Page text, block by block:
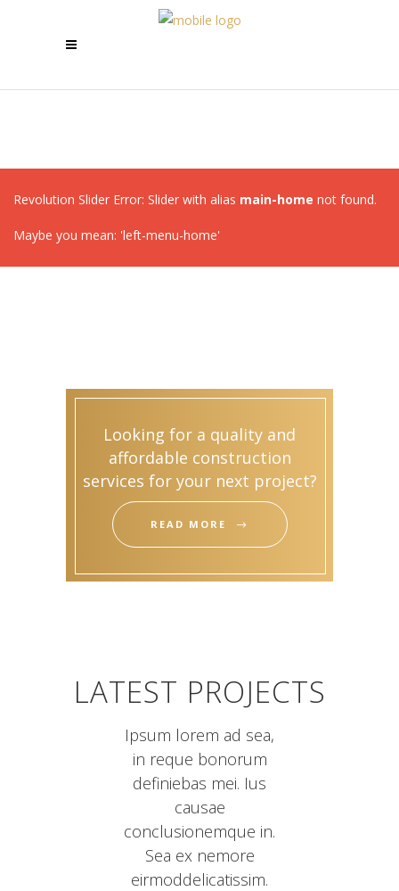
Revolution Slider Error: Slider with alias main-home not found.
Maybe you mean: 'left-menu-home'
Looking for a quality and
affordable construction
services for your next project?
READ MORE
LATEST PROJECTS
Ipsum lorem ad sea,
in reque bonorum
definiebas mei. Ius
causae
conclusionemque in.
Sea ex nemore
eirmoddelicatissim.